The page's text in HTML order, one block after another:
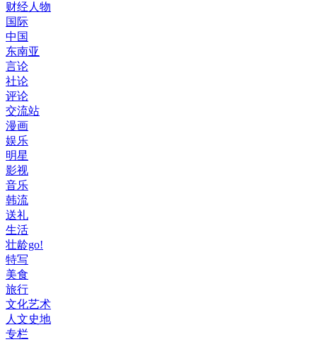
财经人物
国际
中国
东南亚
言论
社论
评论
交流站
漫画
娱乐
明星
影视
音乐
韩流
送礼
生活
壮龄go!
特写
美食
旅行
文化艺术
人文史地
专栏